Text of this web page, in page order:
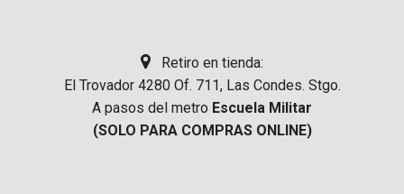
Retiro en tienda:
El Trovador 4280 Of. 711, Las Condes. Stgo.
A pasos del metro Escuela Militar
(SOLO PARA COMPRAS ONLINE)